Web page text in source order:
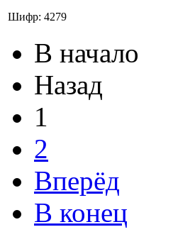
Шифр: 4279
В начало
Назад
1
2
Вперёд
В конец